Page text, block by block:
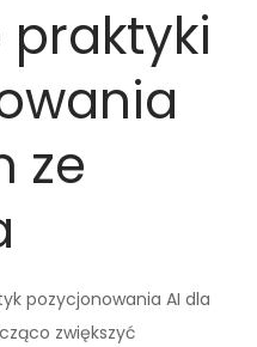
praktyki
ze
pozycjonowania AI dla
zwiększyć